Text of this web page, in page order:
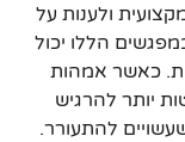
ולענות על
הללו יכול
כאשר אמהות
יותר להרגיש
להתעורר.